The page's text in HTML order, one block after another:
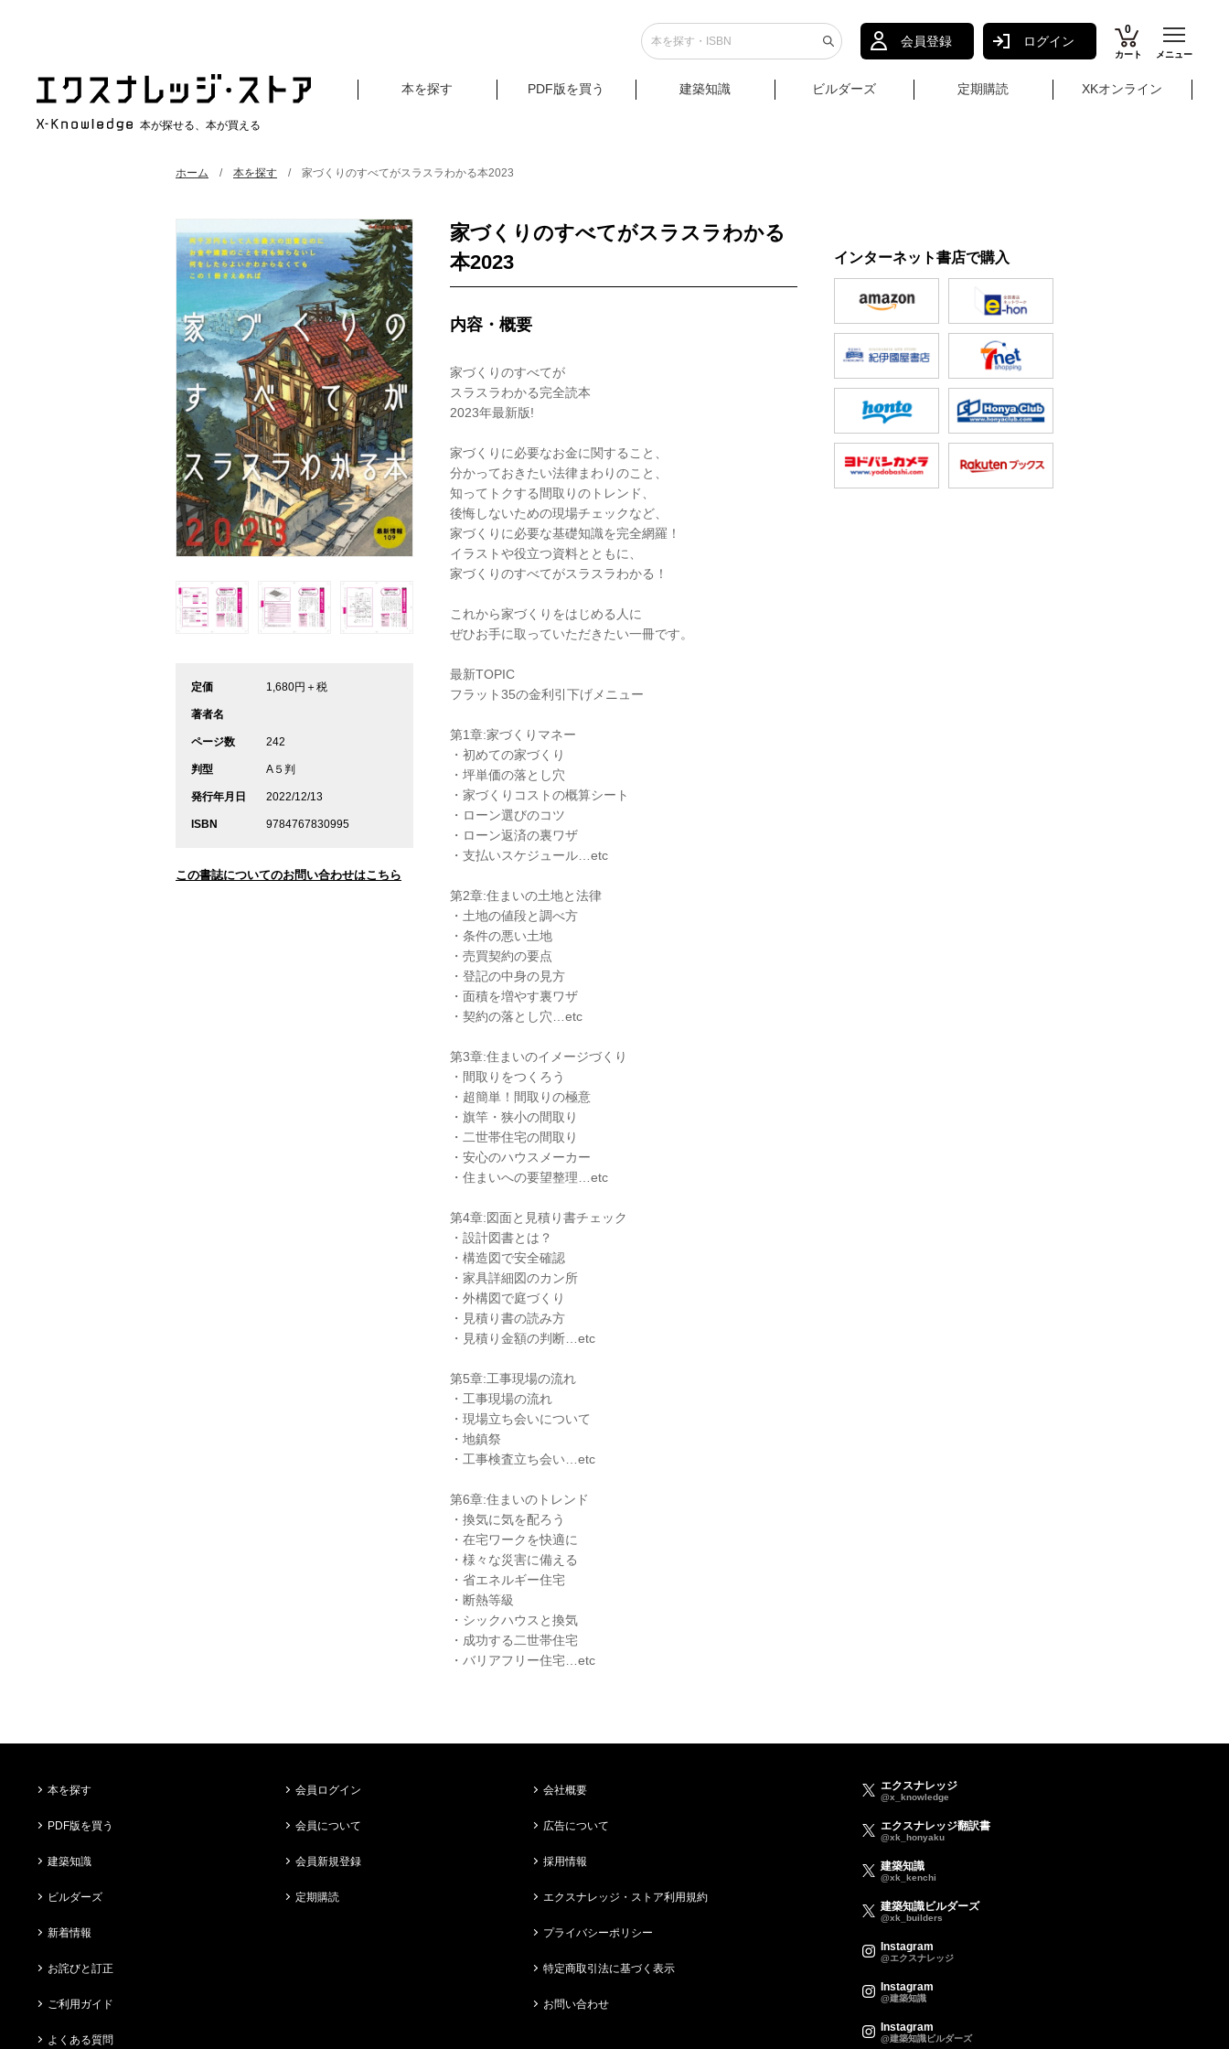
会員登録 ログイン
0
カート メニュー
本が探せる、本が買える
本を探す PDF版を買う 建築知識 ビルダーズ 定期購読 XKオンライン
ホーム 本を探す 家づくりのすべてがスラスラわかる本2023
定価 1,680円＋税
著者名
ページ数 242
判型 A５判
発行年月日 2022/12/13
ISBN 9784767830995
この書誌についてのお問い合わせはこちら
家づくりのすべてがスラスラわかる
本2023
内容・概要
家づくりのすべてが
スラスラわかる完全読本
2023年最新版!
家づくりに必要なお金に関すること、
分かっておきたい法律まわりのこと、
知ってトクする間取りのトレンド、
後悔しないための現場チェックなど、
家づくりに必要な基礎知識を完全網羅！
イラストや役立つ資料とともに、
家づくりのすべてがスラスラわかる！
これから家づくりをはじめる人に
ぜひお手に取っていただきたい一冊です。
最新TOPIC
フラット35の金利引下げメニュー
第1章:家づくりマネー
・初めての家づくり
・坪単価の落とし穴
・家づくりコストの概算シート
・ローン選びのコツ
・ローン返済の裏ワザ
・支払いスケジュール…etc
第2章:住まいの土地と法律
・土地の値段と調べ方
・条件の悪い土地
・売買契約の要点
・登記の中身の見方
・面積を増やす裏ワザ
・契約の落とし穴…etc
第3章:住まいのイメージづくり
・間取りをつくろう
・超簡単！間取りの極意
・旗竿・狭小の間取り
・二世帯住宅の間取り
・安心のハウスメーカー
・住まいへの要望整理…etc
第4章:図面と見積り書チェック
・設計図書とは？
・構造図で安全確認
・家具詳細図のカン所
・外構図で庭づくり
・見積り書の読み方
・見積り金額の判断…etc
第5章:工事現場の流れ
・工事現場の流れ
・現場立ち会いについて
・地鎮祭
・工事検査立ち会い…etc
第6章:住まいのトレンド
・換気に気を配ろう
・在宅ワークを快適に
・様々な災害に備える
・省エネルギー住宅
・断熱等級
・シックハウスと換気
・成功する二世帯住宅
・バリアフリー住宅…etc
インターネット書店で購入
本を探す
PDF版を買う
建築知識
ビルダーズ
新着情報
お詫びと訂正
ご利用ガイド
よくある質問
会員ログイン
会員について
会員新規登録
定期購読
会社概要
広告について
採用情報
エクスナレッジ・ストア利用規約
プライバシーポリシー
特定商取引法に基づく表示
お問い合わせ
エクスナレッジ
@x_knowledge
エクスナレッジ翻訳書
@xk_honyaku
建築知識
@xk_kenchi
建築知識ビルダーズ
@xk_builders
Instagram
@エクスナレッジ
Instagram
@建築知識
Instagram
@建築知識ビルダーズ